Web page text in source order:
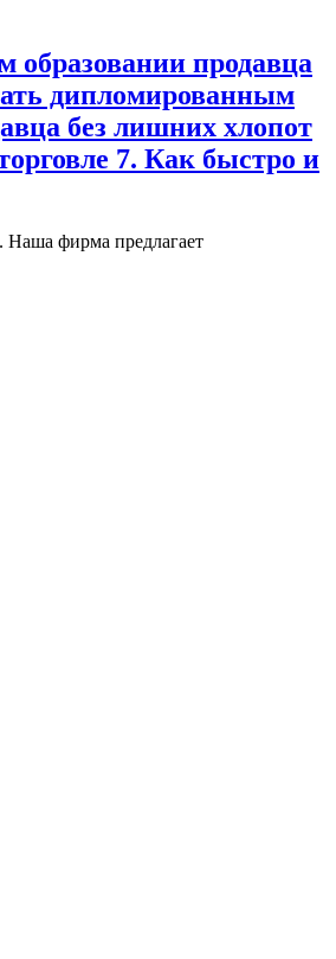
образовании продавца
дипломированным
без лишних хлопот
7. Как быстро и
Наша фирма предлагает